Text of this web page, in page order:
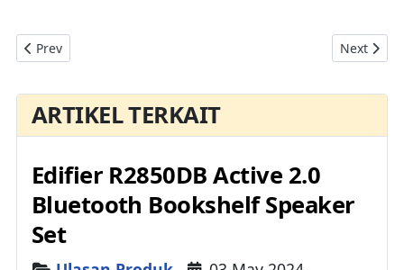
Previous article: FX-AUDIO TUBE-03 Preamplifier HiFi Audio
Prev Next
Next
ARTIKEL TERKAIT
Edifier R2850DB Active 2.0
Bluetooth Bookshelf Speaker
Set